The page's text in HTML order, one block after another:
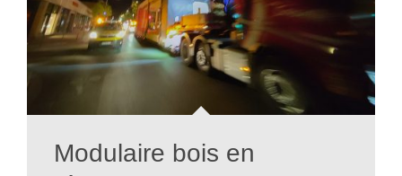
Modulaire bois en